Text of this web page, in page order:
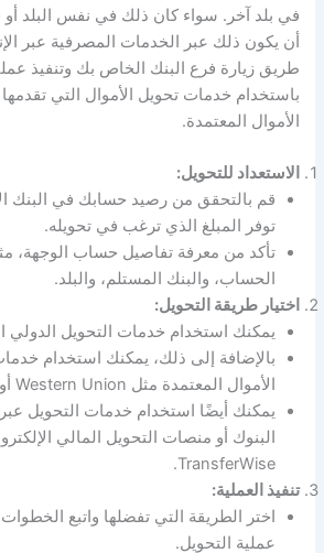
في بلد آخر. سواء كان ذلك في نفس البلد
أن يكون ذلك عبر الخدمات المصرفية عبر
طريق زيارة فرع البنك الخاص بك وتنفيذ
باستخدام خدمات تحويل الأموال التي
الأموال المعتمدة.
الاستعداد للتحويل:
قم بالتحقق من رصيد حسابك في البنك
توفر المبلغ الذي ترغب في تحويله.
تأكد من معرفة تفاصيل حساب الوجهة،
الحساب، والبنك المستلم، والبلد.
اختيار طريقة التحويل:
يمكنك استخدام خدمات التحويل الدولي
بالإضافة إلى ذلك، يمكنك استخدام
الأموال المعتمدة مثل Western Union أو MoneyGram.
يمكنك أيضًا استخدام خدمات التحويل عبر
البنوك أو منصات التحويل المالي
TransferWise.
تنفيذ العملية:
اختر الطريقة التي تفضلها واتبع
عملية التحويل.